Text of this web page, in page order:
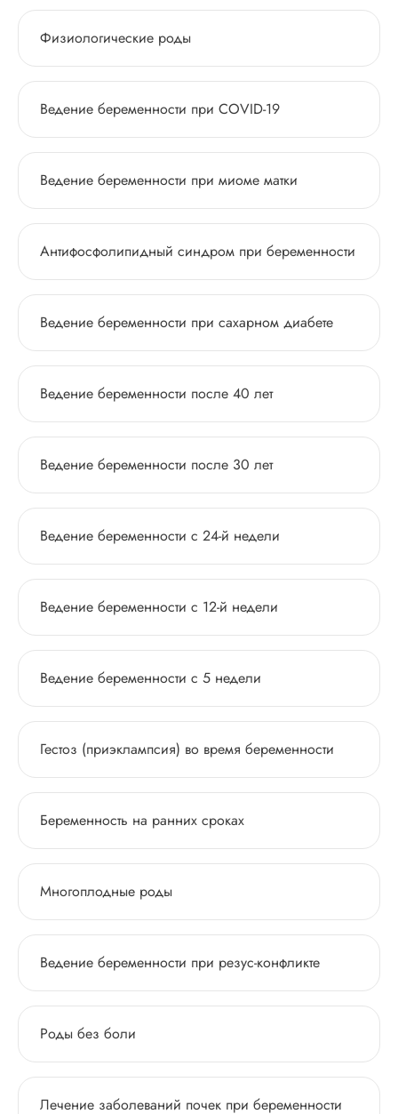
Физиологические роды
Ведение беременности при COVID-19
Ведение беременности при миоме матки
Антифосфолипидный синдром при беременности
Ведение беременности при сахарном диабете
Ведение беременности после 40 лет
Ведение беременности после 30 лет
Ведение беременности с 24-й недели
Ведение беременности с 12-й недели
Ведение беременности с 5 недели
Гестоз (приэклампсия) во время беременности
Беременность на ранних сроках
Многоплодные роды
Ведение беременности при резус-конфликте
Роды без боли
Лечение заболеваний почек при беременности